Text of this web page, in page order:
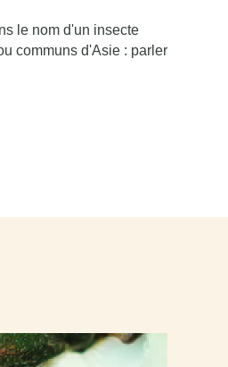
le nom d'un insecte
communs d'Asie : parler